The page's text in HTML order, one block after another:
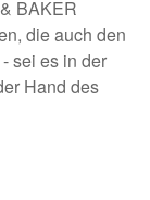
BAKER
die auch den
sei es in der
Hand des